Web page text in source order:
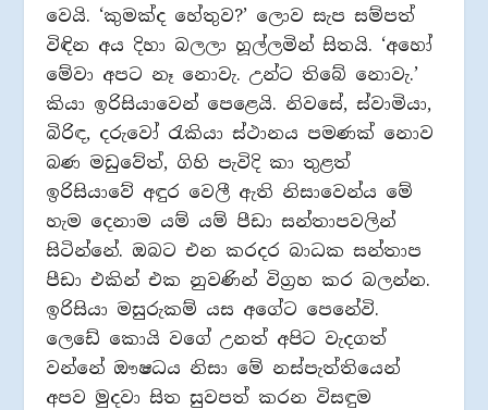
වෙයි. ‘කුමක්ද හේතුව?’ ලොව සැප සම්පත්
විඳින අය දිහා බලලා හූල්ලමින් සිතයි. ‘අහෝ
මේවා අපට නෑ නොවැ. උන්ට තිබේ නොවැ.’
කියා ඉරිසියාවෙන් පෙළෙයි. නිවසේ, ස්වාමියා,
බිරිඳ, දරුවෝ රැකියා ස්ථානය පමණක් නොව
බණ මඩුවේත්, ගිහි පැවිදි කා තුළත්
ඉරිසියාවේ අඳුර වෙලී ඇති නිසාවෙන්ය මේ
හැම දෙනාම යම් යම් පීඩා සන්තාපවලින්
සිටින්නේ. ඔබට එන කරදර බාධක සන්තාප
පීඩා එකින් එක නුවණින් විග්‍රහ කර බලන්න.
ඉරිසියා මසුරුකම් යස අගේට පෙනේවි.
ලෙඩේ කොයි වගේ උනත් අපිට වැදගත්
වන්නේ ඖෂධය නිසා මේ නස්පැත්තියෙන්
අපව මුදවා සිත සුවපත් කරන විසඳුම